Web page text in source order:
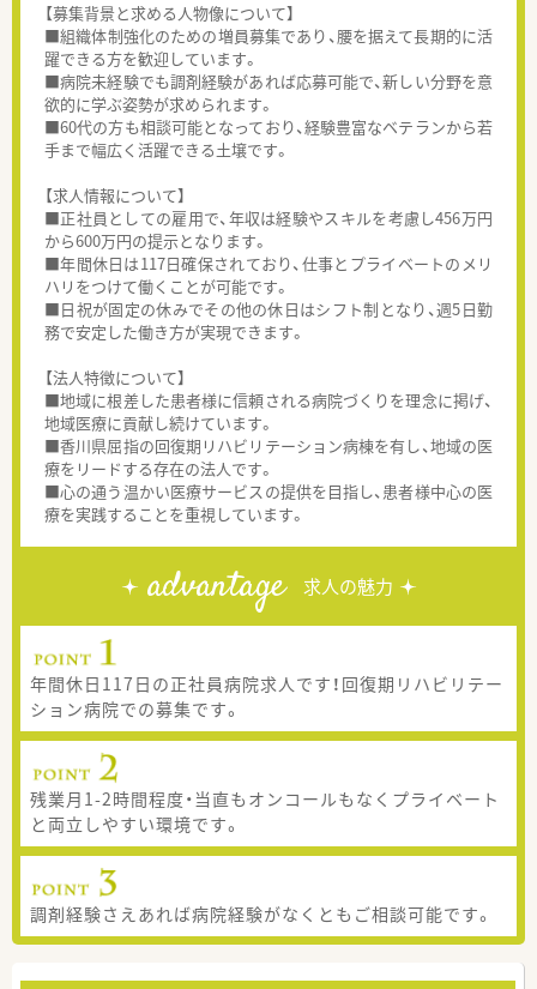
【募集背景と求める人物像について】
■組織体制強化のための増員募集であり、腰を据えて長期的に活
躍できる方を歓迎しています。
■病院未経験でも調剤経験があれば応募可能で、新しい分野を意
欲的に学ぶ姿勢が求められます。
■60代の方も相談可能となっており、経験豊富なベテランから若
手まで幅広く活躍できる土壌です。
【求人情報について】
■正社員としての雇用で、年収は経験やスキルを考慮し456万円
から600万円の提示となります。
■年間休日は117日確保されており、仕事とプライベートのメリ
ハリをつけて働くことが可能です。
■日祝が固定の休みでその他の休日はシフト制となり、週5日勤
務で安定した働き方が実現できます。
【法人特徴について】
■地域に根差した患者様に信頼される病院づくりを理念に掲げ、
地域医療に貢献し続けています。
■香川県屈指の回復期リハビリテーション病棟を有し、地域の医
療をリードする存在の法人です。
■心の通う温かい医療サービスの提供を目指し、患者様中心の医
療を実践することを重視しています。
advantage 求人の魅力
年間休日117日の正社員病院求人です！回復期リハビリテー
ション病院での募集です。
残業月1-2時間程度・当直もオンコールもなくプライベート
と両立しやすい環境です。
調剤経験さえあれば病院経験がなくともご相談可能です。